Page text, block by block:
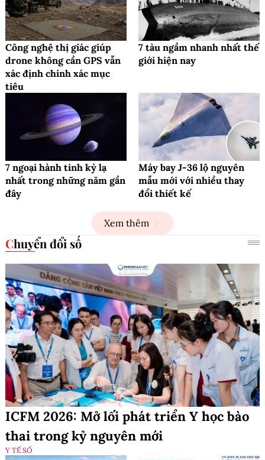
Công nghệ thị giác giúp
drone không cần GPS vẫn
xác định chính xác mục
tiêu
7 tàu ngầm nhanh nhất thế
giới hiện nay
7 ngoại hành tinh kỳ lạ
nhất trong những năm gần
đây
Máy bay J-36 lộ nguyên
mẫu mới với nhiều thay
đổi thiết kế
Xem thêm
Chuyển đổi số
ICFM 2026: Mở lối phát triển Y học bào
thai trong kỷ nguyên mới
Y TẾ SỐ